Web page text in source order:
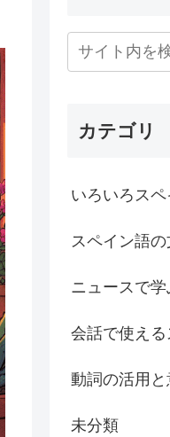
カテゴリ
いろいろス
スペイン語
ニュースで
会話で使え
動詞の活用と
未分類